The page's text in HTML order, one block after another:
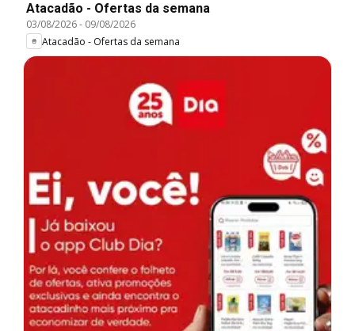
Atacadão - Ofertas da semana
03/08/2026- 09/08/2026
Atacadão - Ofertas da semana